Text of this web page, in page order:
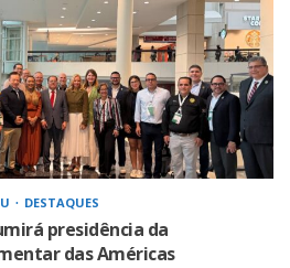
DESTAQUES
presidência da
das Américas